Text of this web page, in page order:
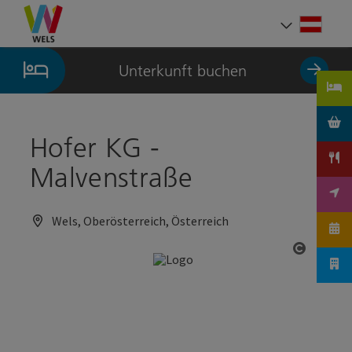
Zum Inhalt
Zur Navigation
Zum Seitenanfang
Unterkunft buchen
Hofer KG -
Malvenstraße
Wels, Oberösterreich, Österreich